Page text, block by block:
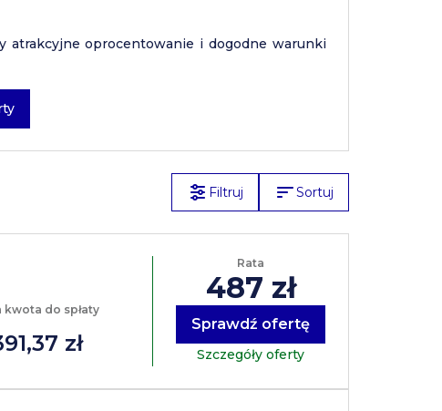
atrakcyjne oprocentowanie i dogodne warunki
Filtruj Sortuj
kwota do spłaty
zł
Rata
487 zł
Sprawdź ofertę
Szczegóły oferty